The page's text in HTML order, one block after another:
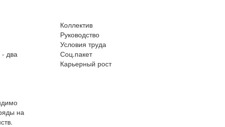
два
на
Коллектив
Руководство
Условия труда
Соц.пакет
Карьерный рост